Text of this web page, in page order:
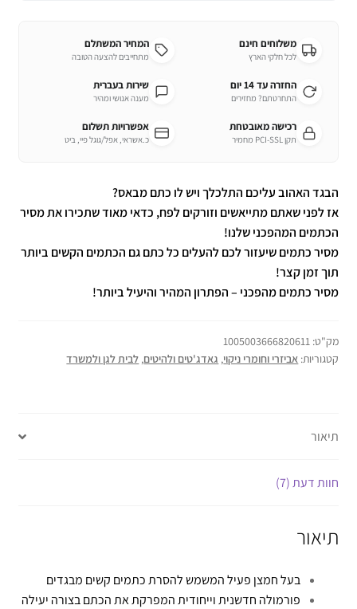
משלוחים חינם
לכל חלקי הארץ
המחיר המשתלם
מתחייבים להצעה הטובה
החזרה עד 14 יום
התחרטתם? מחזירים
שירות בעברית
מענה אנושי ומהיר
רכישה מאובטחת
תקן PCI-SSL מחמיר
אפשרויות תשלום
כ.אשראי, אפל/גוגל פיי, ביט
הבגד האהוב עליכם התלכלך ויש לו כתם מבאס?
אז לפני שאתם מתייאשים וזורקים לפח, כדאי מאוד שתכירו את מסיר
הכתמים המהפכני שלנו!
מסיר כתמים שיעזור לכם להעלים כל כתם גם הכתמים הקשים ביותר
תוך זמן קצר!
מסיר כתמים מהפכני – הפתרון המהיר והיעיל ביותר!
מק"ט: 1005003666820611
קטגוריות: אביזרי וחומרי ניקוי, גאדג'טים ולהיטים, לבית לגן ולמשרד
תיאור
חוות דעת (7)
תיאור
בעל חמצן פעיל המשמש להסרת כתמים קשים מבגדים
פורמולה חדשנית וייחודית המפרקת את הכתם בצורה יעילה